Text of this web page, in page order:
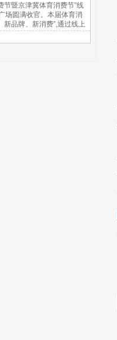
节暨京津冀体育消费节”线
场圆满收官。本届体育消
新品牌、新消费”,通过线上